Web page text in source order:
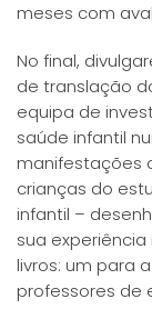
meses com
No final,
de translação
equipa de
saúde infantil
manifestações
crianças do
infantil –
sua
livros: um para
professores de